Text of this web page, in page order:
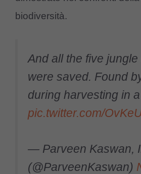
biodiversità.
And all the five
were saved. Found
during harvesting in
pic.twitter.com/
— Parveen Kaswan,
(@ParveenKaswan)